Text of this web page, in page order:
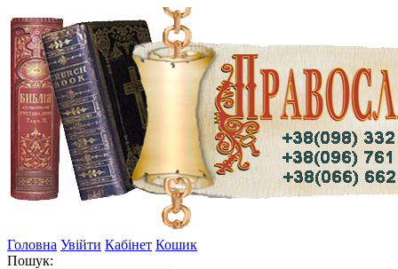
Головна Увійти Кабінет Кошик
Пошук: